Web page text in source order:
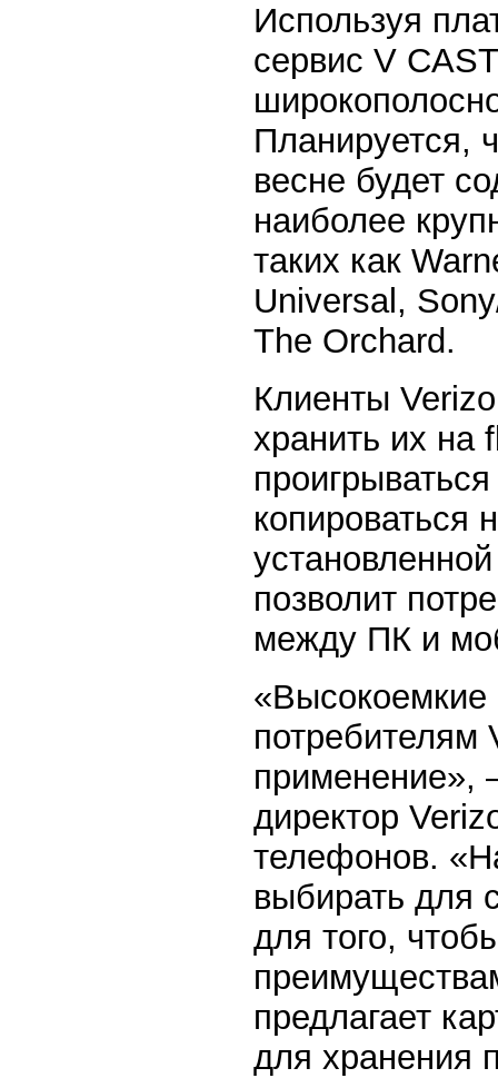
Используя
сервис V
Планируется,
весне будет
наиболее
таких как
Universal,
The Orchard.
Клиенты
хранить их на
копироваться
позволит
между ПК и
«Высокоемкие
потребителям
применение»,
директор
телефонов.
выбирать для
для того,
предлагает
для хранения